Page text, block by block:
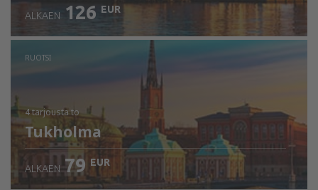
ALKAEN 126 EUR
RUOTSI
4 tarjoustato
Tukholma
ALKAEN 79 EUR